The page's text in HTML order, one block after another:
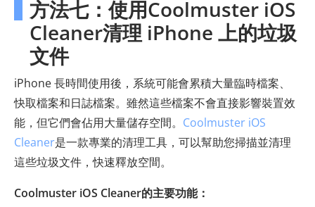
方法七：使用Coolmuster iOS
Cleaner清理 iPhone 上的垃圾
文件
iPhone 長時間使用後，系統可能會累積大量臨時檔案、
快取檔案和日誌檔案。雖然這些檔案不會直接影響裝置效
能，但它們會佔用大量儲存空間。 Coolmuster iOS
Cleaner是一款專業的清理工具，可以幫助您掃描並清理
這些垃圾文件，快速釋放空間。
Coolmuster iOS Cleaner的主要功能：